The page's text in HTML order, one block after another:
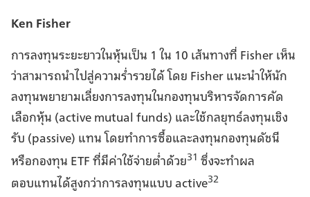
Ken Fisher
การลงทุนระยะยาวในหุ้นเป็น 1 ใน 10 เส้นทางที่ Fisher เห็น
ว่าสามารถนำไปสู่ความร่ำรวยได้ โดย Fisher แนะนำให้นัก
ลงทุนพยายามเลี่ยงการลงทุนในกองทุนบริหารจัดการคัด
เลือกหุ้น (active mutual funds) และใช้กลยุทธ์ลงทุนเชิง
รับ (passive) แทน โดยทำการซื้อและลงทุนกองทุนดัชนี
หรือกองทุน ETF ที่มีค่าใช้จ่ายต่ำด้วย31 ซึ่งจะทำผล
ตอบแทนได้สูงกว่าการลงทุนแบบ active32